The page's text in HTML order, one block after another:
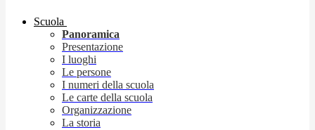
Scuola
Panoramica
Presentazione
I luoghi
Le persone
I numeri della scuola
Le carte della scuola
Organizzazione
La storia